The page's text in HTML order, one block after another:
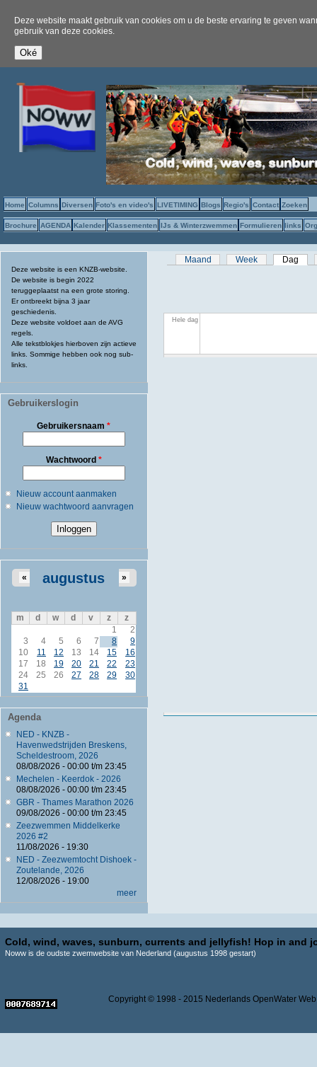
Deze website maakt gebruik van cookies om u de beste ervaring te geven
gebruik van deze cookies.
Home Columns Diversen Foto's en video's LIVETIMING Blogs Regio's Contact Zoeken
Brochure AGENDA Kalender Klassementen IJs & Winterzwemmen Formulieren links
Deze website is een KNZB-website.
De website is begin 2022
teruggeplaatst na een grote storing.
Er ontbreekt bijna 3 jaar
geschiedenis.
Deze website voldoet aan de AVG
regels.
Alle tekstblokjes hierboven zijn actieve
links. Sommige hebben ook nog sub-
links.
Gebruikerslogin
Gebruikersnaam*
Wachtwoord *
Nieuw account aanmaken
Nieuw wachtwoord aanvragen
augustus
« »
m d w d v z
z
1
2
3
4 5 6 7 8
9
10
11 12 13 14 15
16
17
18 19 20 21 22
23
24
25 26 27 28 29
30
31
Agenda
NED - KNZB -
Havenwedstrijden Breskens,
Scheldestroom, 2026
08/08/2026 - 00:00t/m 23:45
Mechelen - Keerdok - 2026
08/08/2026 - 00:00t/m 23:45
GBR - Thames Marathon 2026
09/08/2026 - 00:00t/m 23:45
Zeezwemmen Middelkerke
2026 #2
11/08/2026 - 19:30
NED - Zeezwemtocht Dishoek -
Zoutelande, 2026
12/08/2026 - 19:00
meer
Primaire tabs
Maand Week Dag
Hele dag
Cold, wind, waves, sunburn, currents and jellyfish! Hop in and
Noww is de oudste zwemwebsite van Nederland (augustus 1998 gestart)
Copyright © 1998 - 2015 Nederlands OpenWater